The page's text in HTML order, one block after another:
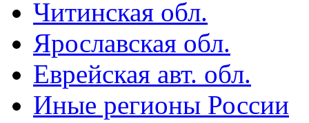
Читинская обл.
Ярославская обл.
Еврейская авт. обл.
Иные регионы России